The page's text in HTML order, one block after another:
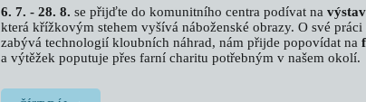
6. 7. - 28. 8. se přijďte do komunitního centra podívat na
která křížkovým stehem vyšívá náboženské obrazy. O své
zabývá technologií kloubních náhrad, nám přijde popovídat na
a výtěžek poputuje přes farní charitu potřebným v našem okolí.